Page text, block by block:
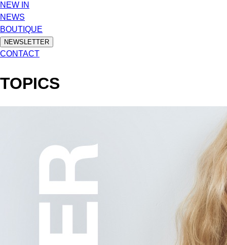
NEW IN
NEWS
BOUTIQUE
NEWSLETTER
CONTACT
TOPICS